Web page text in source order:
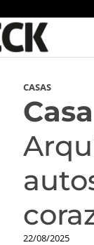
CASAS
22/08/2025